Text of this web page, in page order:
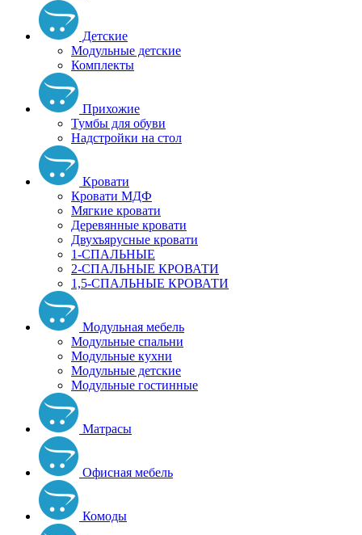
Детские
Модульные детские
Комплекты
Прихожие
Тумбы для обуви
Надстройки на стол
Кровати
Кровати МДФ
Мягкие кровати
Деревянные кровати
Двухъярусные кровати
1-СПАЛЬНЫЕ
2-СПАЛЬНЫЕ КРОВАТИ
1,5-СПАЛЬНЫЕ КРОВАТИ
Модульная мебель
Модульные спальни
Модульные кухни
Модульные детские
Модульные гостинные
Матрасы
Офисная мебель
Комоды